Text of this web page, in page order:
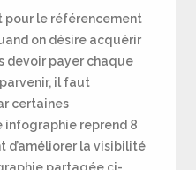
pour le référencement
on désire acquérir
devoir payer chaque
il faut
certaines
infographie reprend 8
la visibilité